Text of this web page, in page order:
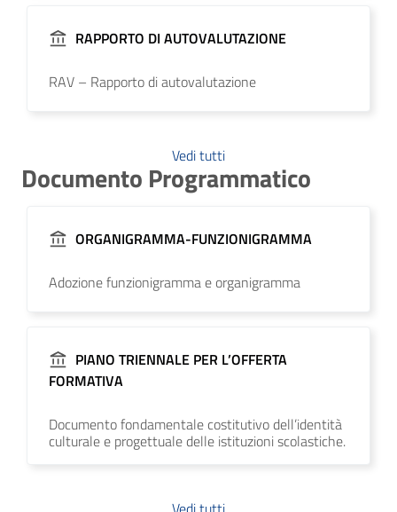
RAPPORTO DI AUTOVALUTAZIONE
RAV – Rapporto di autovalutazione
Vedi tutti
Documento Programmatico
ORGANIGRAMMA-FUNZIONIGRAMMA
Adozione funzionigramma e organigramma
PIANO TRIENNALE PER L’OFFERTA
FORMATIVA
Documento fondamentale costitutivo dell’identità
culturale e progettuale delle istituzioni scolastiche.